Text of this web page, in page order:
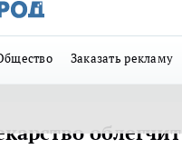
Заказать рекламу
облегчит